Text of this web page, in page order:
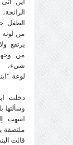
أين
الطفل
من لونه
يرتفع
من
شيء،
لوعة "
دخلت
وسألتها
انتبهت
ملتصقة
قالت